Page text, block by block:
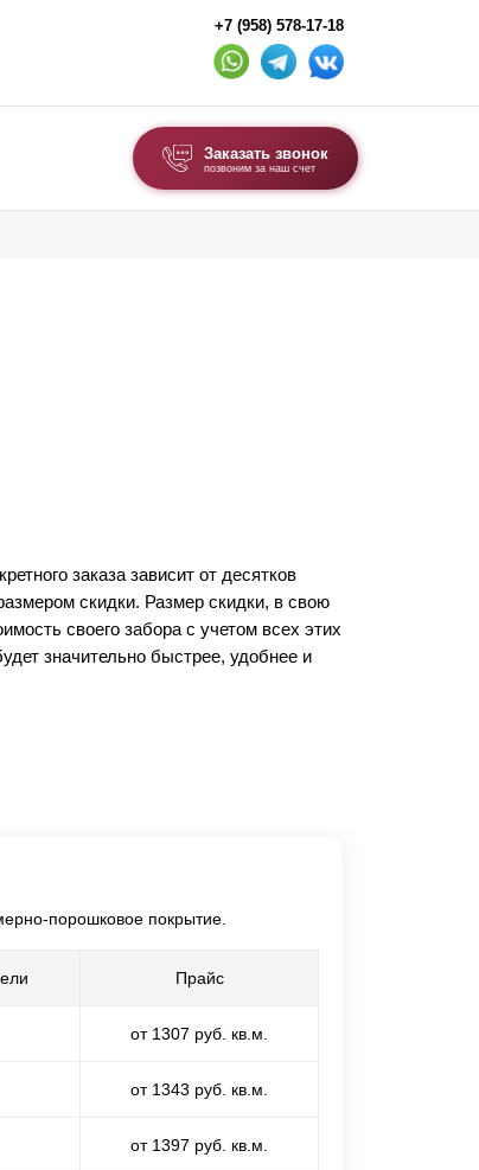
+7 (958) 578-17-18
Калитки
Входные группы
Заказать звонок
позвоним за наш счет
заказа зависит от десятков
скидки. Размер скидки, в свою
своего забора с учетом всех этих
значительно быстрее, удобнее и
порошковое покрытие.
Прайс
от 1307 руб. кв.м.
от 1343 руб. кв.м.
от 1397 руб. кв.м.